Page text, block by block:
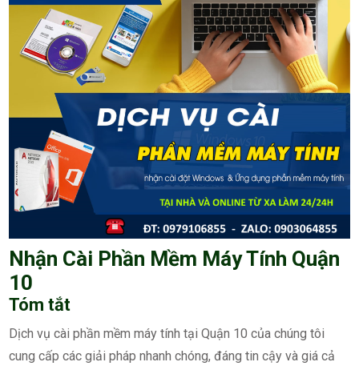
Nhận Cài Phần Mềm Máy Tính Quận
10
Tóm tắt
Dịch vụ cài phần mềm máy tính tại Quận 10 của chúng tôi
cung cấp các giải pháp nhanh chóng, đáng tin cậy và giá cả